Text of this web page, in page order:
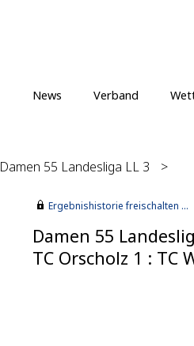
News Verband
Damen 55 Landesliga LL 3 >
Ergebnishistorie freischalten ...
Damen 55
TC Orscholz 1 : TC